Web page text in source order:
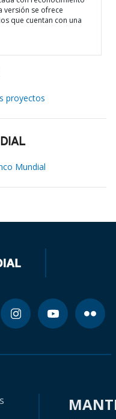
versión se ofrece
que cuentan con una
proyectos
Mundial